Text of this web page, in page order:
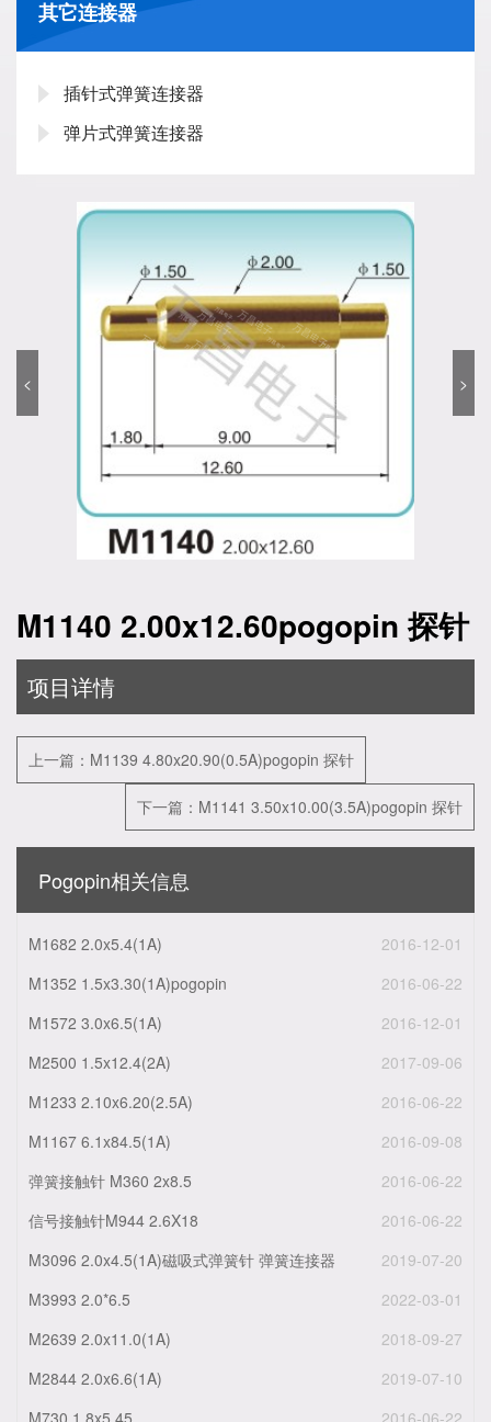
其它连接器
插针式弹簧连接器
弹片式弹簧连接器
>
<
M1140 2.00x12.60pogopin 探针
项目详情
上一篇：M1139 4.80x20.90(0.5A)pogopin 探针
下一篇：M1141 3.50x10.00(3.5A)pogopin 探针
Pogopin相关信息
M1682 2.0x5.4(1A)
2016-12-01
M1352 1.5x3.30(1A)pogopin
2016-06-22
M1572 3.0x6.5(1A)
2016-12-01
M2500 1.5x12.4(2A)
2017-09-06
M1233 2.10x6.20(2.5A)
2016-06-22
M1167 6.1x84.5(1A)
2016-09-08
弹簧接触针 M360 2x8.5
2016-06-22
信号接触针M944 2.6X18
2016-06-22
M3096 2.0x4.5(1A)磁吸式弹簧针 弹簧连接器
2019-07-20
M3993 2.0*6.5
2022-03-01
M2639 2.0x11.0(1A)
2018-09-27
M2844 2.0x6.6(1A)
2019-07-10
M730 1.8x5.45
2016-06-22